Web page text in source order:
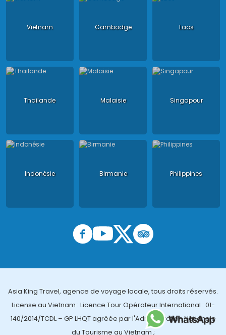
Vietnam Cambodge Laos
Thailande Malaisie Singapour
Indonésie Birmanie Philippines
Asia King Travel, agence de voyage locale, tous droits réservés.
License au Vietnam : Licence Tour Opérateur International : 01-
140/2014/TCDL – GP LHQT agréée par l'Administration Nationale
du Tourisme au Vietnam ;